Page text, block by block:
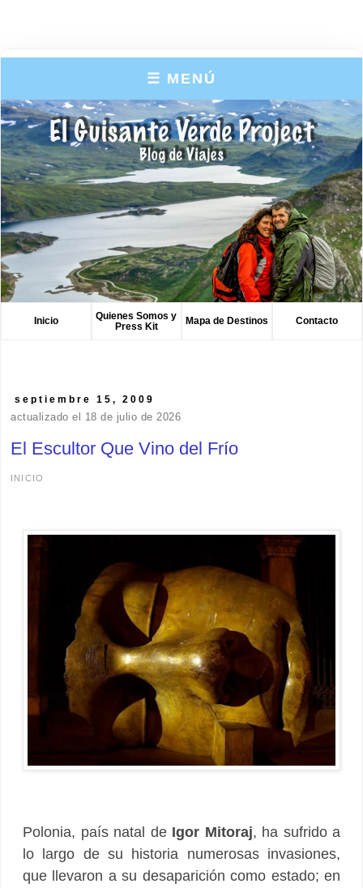
☰ MENÚ
Inicio
Quienes Somos y
Press Kit
Mapa de Destinos Contacto
septiembre 15, 2009
actualizado el 18 de julio de 2026
El Escultor Que Vino del Frío
INICIO
Polonia, país natal de Igor Mitoraj, ha sufrido a
lo largo de su historia numerosas invasiones,
que llevaron a su desaparición como estado; en